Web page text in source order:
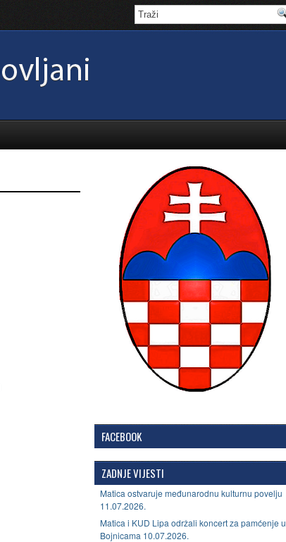
FACEBOOK
ZADNJE VIJESTI
Matica ostvaruje međunarodnu kulturnu povelju
11.07.2026.
Matica i KUD Lipa održali koncert za pamćenje u
Bojnicama 10.07.2026.